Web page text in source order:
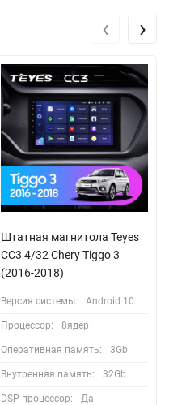
Штатная магнитола Teyes
CC3 4/32 Chery Tiggo 3
(2016-2018)
Версия системы: Android 10
Процессор: 8ядер
Оперативная память: 3Gb
Внутренняя память: 32Gb
DSP процессор: Да
‹ ›